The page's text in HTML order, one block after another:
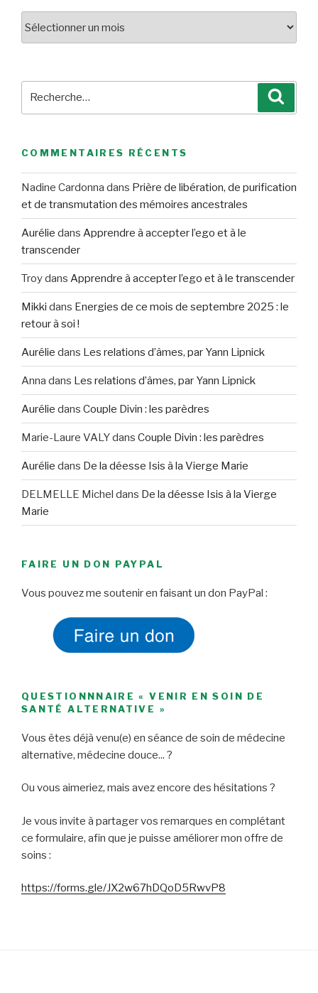
COMMENTAIRES RÉCENTS
Nadine Cardonna dans Prière de libération, de purification
et de transmutation des mémoires ancestrales
Aurélie dans Apprendre à accepter l’ego et à le
transcender
Troydans Apprendre à accepter l’ego et à le transcender
Mikki dans Energies de ce mois de septembre 2025 : le
retour à soi !
Aurélie dans Les relations d’âmes, par Yann Lipnick
Anna dans Les relations d’âmes, par Yann Lipnick
Aurélie dans Couple Divin : les parèdres
Marie-Laure VALYdans Couple Divin : les parèdres
Aurélie dans De la déesse Isis à la Vierge Marie
DELMELLE Michel dans De la déesse Isis à la Vierge
Marie
FAIRE UN DON PAYPAL
Vous pouvez me soutenir en faisant un don PayPal :
QUESTIONNNAIRE « VENIR EN SOIN DE
SANTÉ ALTERNATIVE »
Vous êtes déjà venu(e) en séance de soin de médecine
alternative, médecine douce... ?
Ou vous aimeriez, mais avez encore des hésitations ?
Je vous invite à partager vos remarques en complétant
ce formulaire, afin que je puisse améliorer mon offre de
soins :
https://forms.gle/JX2w67hDQoD5RwvP8